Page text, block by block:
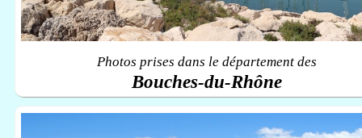
Photos prises dans le département des
Bouches-du-Rhône